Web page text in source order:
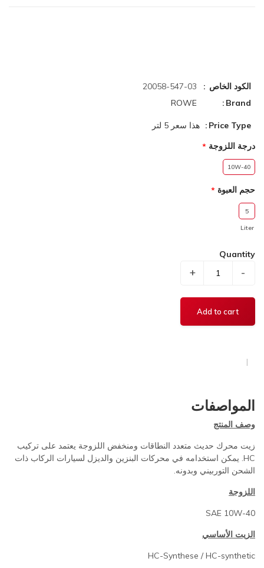
الكود الخاص
20058-547-03
Brand
ROWE
Price Type
هذا سعر 5 لتر
درجة اللزوجة
10W-40
حجم العبوة
5
Liter
Quantity
-
+
المواصفات
وصف المنتج
زيت محرك حديث متعدد النطاقات ومنخفض اللزوجة يعتمد على تركيب
HC. يمكن استخدامه في محركات البنزين والديزل لسيارات الركاب ذات
الشحن التوربيني وبدونه.
اللزوجة
SAE 10W-40
الزيت الأساسي
HC-Synthese / HC-synthetic